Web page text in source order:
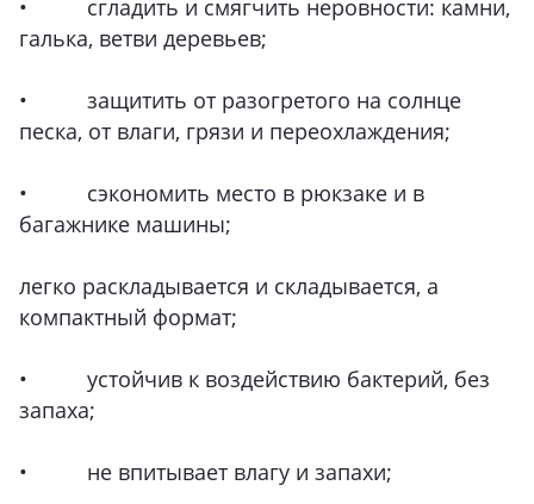
• сгладить и смягчить неровности: камни,
галька, ветви деревьев;
• защитить от разогретого на солнце
песка, от влаги, грязи и переохлаждения;
• сэкономить место в рюкзаке и в
багажнике машины;
легко раскладывается и складывается, а
компактный формат;
• устойчив к воздействию бактерий, без
запаха;
• не впитывает влагу и запахи;